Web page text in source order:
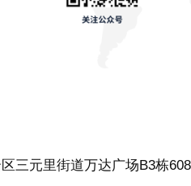
三元里街道万达广场B3栋